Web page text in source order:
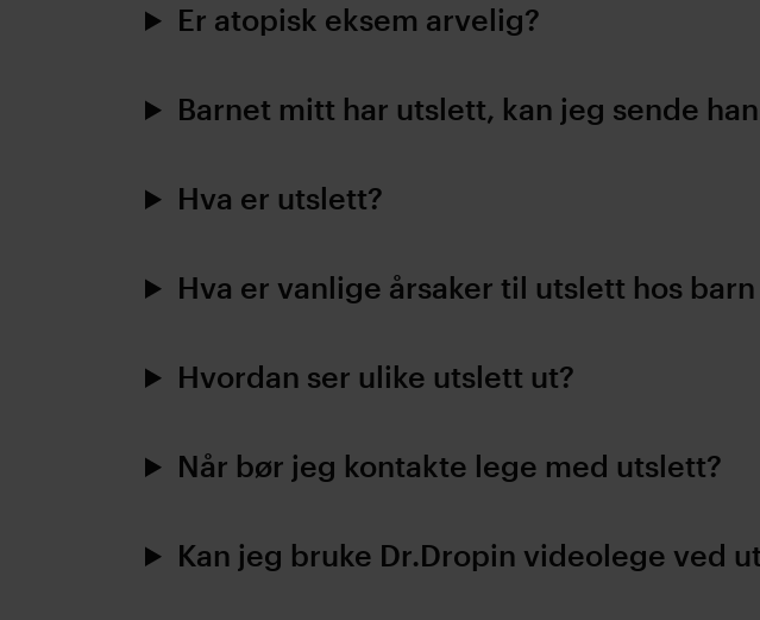
Er atopisk eksem arvelig?
Barnet mitt har utslett, kan jeg sende
Hva er utslett?
Hva er vanlige årsaker til utslett hos
Hvordan ser ulike utslett ut?
Når bør jeg kontakte lege med utslett?
Kan jeg bruke Dr.Dropin videolege ved